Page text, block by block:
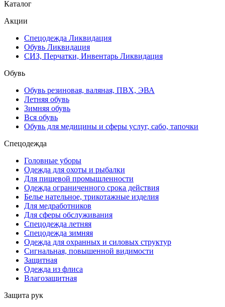
Каталог
Акции
Спецодежда Ликвидация
Обувь Ликвидация
СИЗ, Перчатки, Инвентарь Ликвидация
Обувь
Обувь резиновая, валяная, ПВХ, ЭВА
Летняя обувь
Зимняя обувь
Вся обувь
Обувь для медицины и сферы услуг, сабо, тапочки
Спецодежда
Головные уборы
Одежда для охоты и рыбалки
Для пищевой промышленности
Одежда ограниченного срока действия
Белье нательное, трикотажные изделия
Для медработников
Для сферы обслуживания
Спецодежда летняя
Спецодежда зимняя
Одежда для охранных и силовых структур
Сигнальная, повышенной видимости
Защитная
Одежда из флиса
Влагозащитная
Защита рук